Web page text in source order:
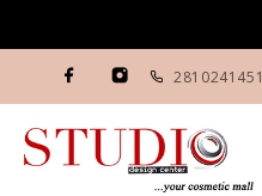
2810241451